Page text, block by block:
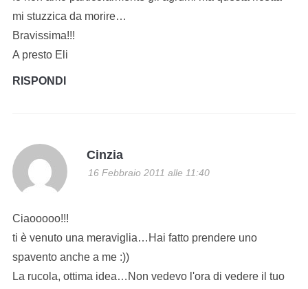
mi stuzzica da morire…
Bravissima!!!
A presto Eli
RISPONDI
Cinzia
16 Febbraio 2011 alle 11:40
Ciaooooo!!!
ti è venuto una meraviglia…Hai fatto prendere uno
spavento anche a me :))
La rucola, ottima idea…Non vedevo l'ora di vedere il tuo